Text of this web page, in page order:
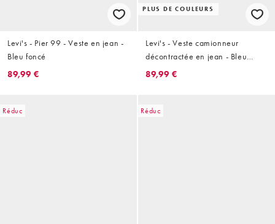
Levi's - Pier 99 - Veste en jean -
Bleu foncé
89,99 €
PLUS DE COULEURS
Levi's - Veste camionneur
décontractée en jean - Bleu
moyen délavé
89,99 €
Réduc Réduc